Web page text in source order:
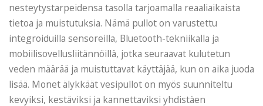
nesteytystarpeidensa tasolla tarjoamalla reaaliaikaista
tietoa ja muistutuksia. Nämä pullot on varustettu
integroiduilla sensoreilla, Bluetooth-tekniikalla ja
mobiilisovellusliitännöillä, jotka seuraavat kulutetun
veden määrää ja muistuttavat käyttäjää, kun on aika juoda
lisää. Monet älykkäät vesipullot on myös suunniteltu
kevyiksi, kestäviksi ja kannettaviksi yhdistäen